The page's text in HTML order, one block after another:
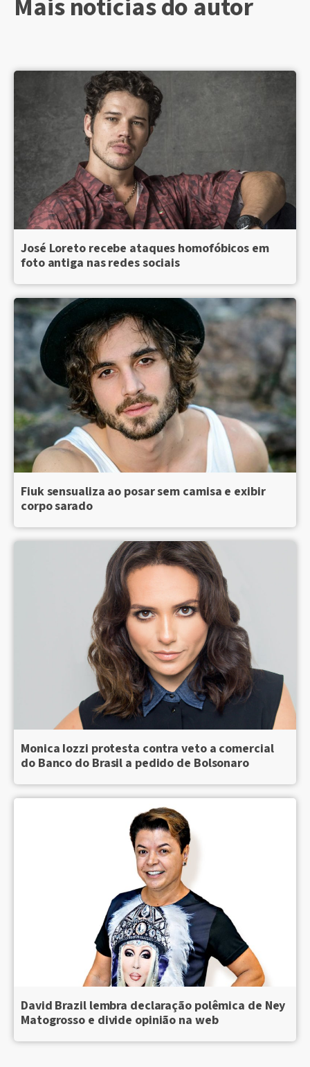
José Loreto recebe ataques homofóbicos em
foto antiga nas redes sociais
Fiuk sensualiza ao posar sem camisa e exibir
corpo sarado
Monica Iozzi protesta contra veto a comercial
do Banco do Brasil a pedido de Bolsonaro
David Brazil lembra declaração polêmica de Ney
Matogrosso e divide opinião na web